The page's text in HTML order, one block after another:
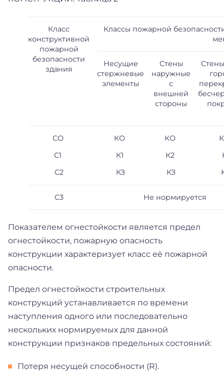
Класс
конструктивной
пожарной
безопасности
здания
Классы пожарной
Несущие
стержневые
элементы
Стены
наружные
с
внешней
стороны
СО
С1
С2
КО
К1
КЗ
КО
К2
КЗ
С3 Не нормируется
Показателем огнестойкости является предел
огнестойкости, пожарную опасность
конструкции характеризует класс её пожарной
опасности.
Предел огнестойкости строительных
конструкций устанавливается по времени
наступления одного или последовательно
нескольких нормируемых для данной
конструкции признаков предельных состояний:
Потеря несущей способности (R).